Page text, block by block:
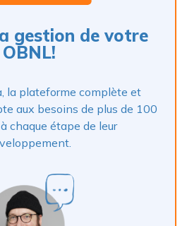
gestion de votre
OBNL!
la plateforme complète et
aux besoins de plus de 100
chaque étape de leur